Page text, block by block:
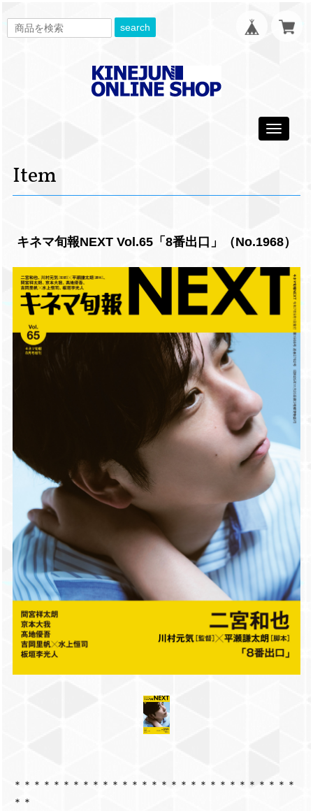
search
Toggle
Item
キネマ旬報NEXT Vol.65「8番出口」（No.1968）
＊＊＊＊＊＊＊＊＊＊＊＊＊＊＊＊＊＊＊＊＊＊＊＊＊＊＊＊＊
＊＊